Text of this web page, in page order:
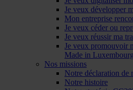
Je veux développer
Mon entreprise
Je veux céder ou
Je veux réussir ma
Je veux promouvoir
Made in Luxembourg
Nos missions
Notre déclaration de
Notre histoire